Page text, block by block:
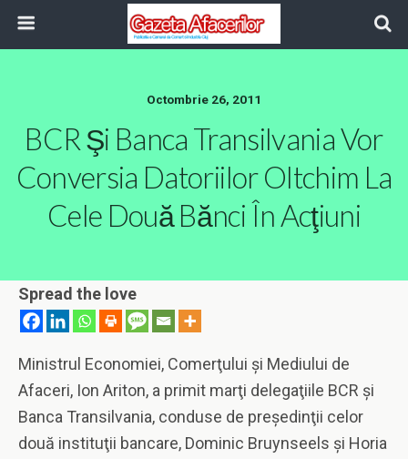
Octombrie 26, 2011
BCR Şi Banca Transilvania Vor
Conversia Datoriilor Oltchim La
Cele Două Bănci În Acţiuni
Spread the love
Ministrul Economiei, Comerţului şi Mediului de
Afaceri, Ion Ariton, a primit marţi delegaţiile BCR şi
Banca Transilvania, conduse de preşedinţii celor
două instituţii bancare, Dominic Bruynseels şi Horia